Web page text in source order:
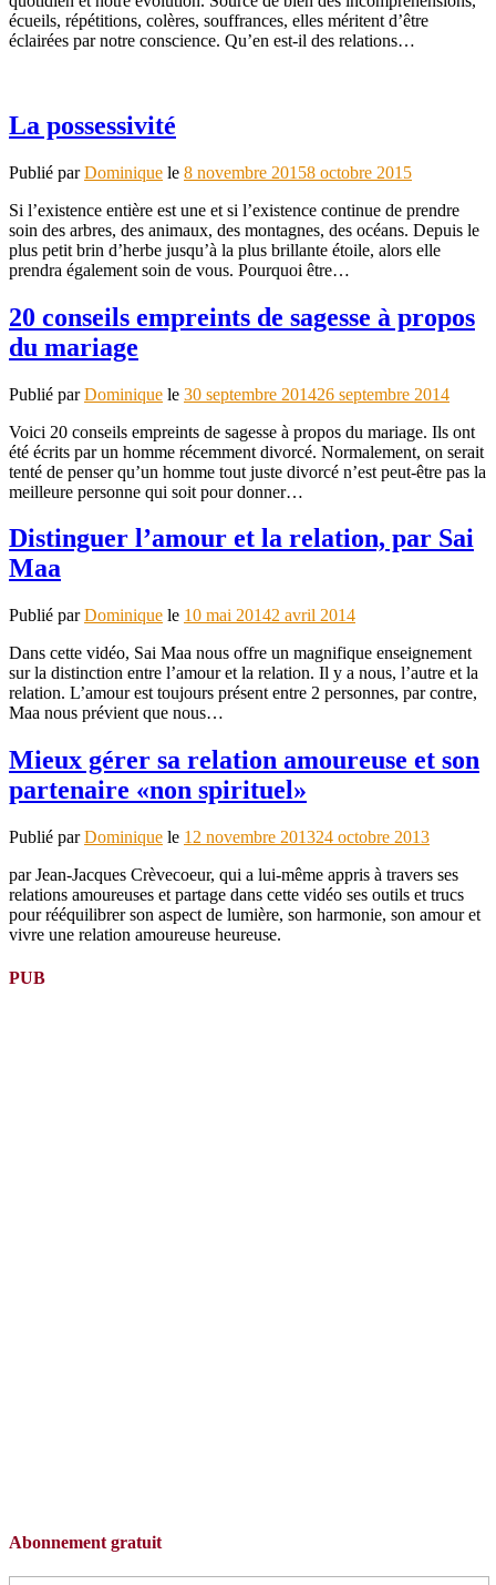
écueils, répétitions, colères, souffrances, elles méritent d’être
éclairées par notre conscience. Qu’en est-il des relations…
La possessivité
Publié parDominique le 8 novembre 20158 octobre 2015
Si l’existence entière est une et si l’existence continue de prendre
soin des arbres, des animaux, des montagnes, des océans. Depuis le
plus petit brin d’herbe jusqu’à la plus brillante étoile, alors elle
prendra également soin de vous. Pourquoi être…
20 conseils empreints de sagesse à propos
du mariage
Publié parDominique le 30 septembre 201426 septembre 2014
Voici 20 conseils empreints de sagesse à propos du mariage. Ils ont
été écrits par un homme récemment divorcé. Normalement, on serait
tenté de penser qu’un homme tout juste divorcé n’est peut-être pas la
meilleure personne qui soit pour donner…
Distinguer l’amour et la relation, par Sai
Maa
Publié parDominique le 10 mai 20142 avril 2014
Dans cette vidéo, Sai Maa nous offre un magnifique enseignement
sur la distinction entre l’amour et la relation. Il y a nous, l’autre et la
relation. L’amour est toujours présent entre 2 personnes, par contre,
Maa nous prévient que nous…
Mieux gérer sa relation amoureuse et son
partenaire «non spirituel»
Publié parDominique le 12 novembre 201324 octobre 2013
par Jean-Jacques Crèvecoeur, qui a lui-même appris à travers ses
relations amoureuses et partage dans cette vidéo ses outils et trucs
pour rééquilibrer son aspect de lumière, son harmonie, son amour et
vivre une relation amoureuse heureuse.
PUB
Abonnement gratuit